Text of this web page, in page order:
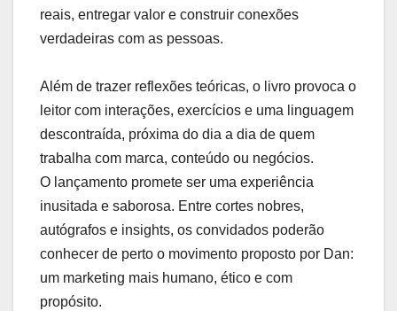
reais, entregar valor e construir conexões
verdadeiras com as pessoas.
Além de trazer reflexões teóricas, o livro provoca o
leitor com interações, exercícios e uma linguagem
descontraída, próxima do dia a dia de quem
trabalha com marca, conteúdo ou negócios.
O lançamento promete ser uma experiência
inusitada e saborosa. Entre cortes nobres,
autógrafos e insights, os convidados poderão
conhecer de perto o movimento proposto por Dan:
um marketing mais humano, ético e com
propósito.